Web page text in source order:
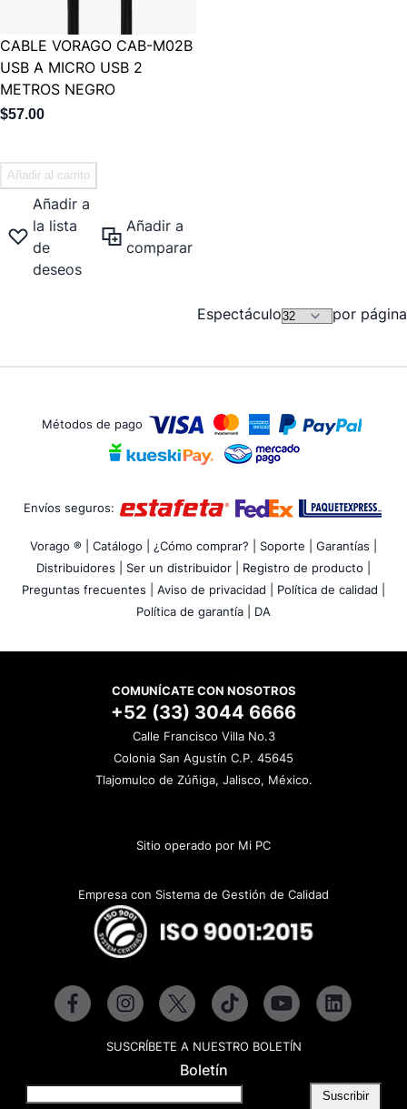
CABLE VORAGO CAB-M02B
USB A MICRO USB 2
METROS NEGRO
$57.00
Añadir al carrito
Añadir a
la lista
de
deseos
Añadir a
comparar
Espectáculo por página
Métodos de pago
Envíos seguros:
Vorago ® | Catálogo | ¿Cómo comprar? | Soporte |
Garantías |
Distribuidores |
Ser un distribuidor |
Registro de producto |
Preguntas frecuentes |
Aviso de privacidad |
Política de calidad |
Política de garantía |
DA
COMUNÍCATE CON NOSOTROS
+52 (33) 3044 6666
Calle Francisco Villa No.3
Colonia San Agustín C.P. 45645
Tlajomulco de Zúñiga, Jalisco, México.
Sitio operado por Mi PC
Empresa con Sistema de Gestión de Calidad
SUSCRÍBETE A NUESTRO BOLETÍN
Boletín
Suscribir